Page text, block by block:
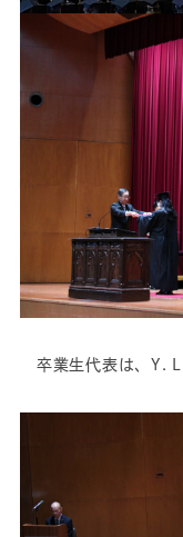
卒業生代表は、Y. L.